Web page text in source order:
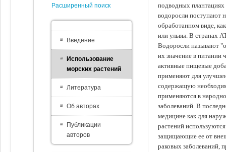
подводных
водоросли поступают
обработанном виде,
или ульвы. В странах
Водоросли называют
их значение в питании
активные пищевые
применяют для
содержащую
применяются в
заболеваний. В
медицине как для
растений
защищающие ее от
раковых заболеваний,
Расширенный поиск
Введение
Использование
морских растений
Литература
Об авторах
Публикации
авторов